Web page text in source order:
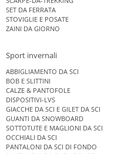
SET DA FERRATA
STOVIGLIE E POSATE
ZAINI DA GIORNO
Sport invernali
ABBIGLIAMENTO DA SCI
BOB E SLITTINI
CALZE & PANTOFOLE
DISPOSITIVI-LVS
GIACCHE DA SCI E GILET DA SCI
GUANTI DA SNOWBOARD
SOTTOTUTE E MAGLIONI DA SCI
OCCHIALI DA SCI
PANTALONI DA SCI DI FONDO